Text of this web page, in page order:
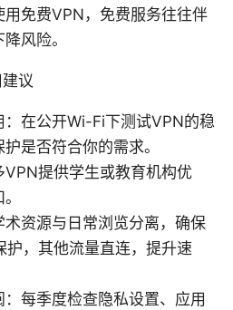
用免费VPN，免费服务往往伴
风险。
议
：在公开Wi-Fi下测试VPN的稳
是否符合你的需求。
提供学生或教育机构优
资源与日常浏览分离，确保
护，其他流量直连，提升速
每季度检查隐私设置、应用